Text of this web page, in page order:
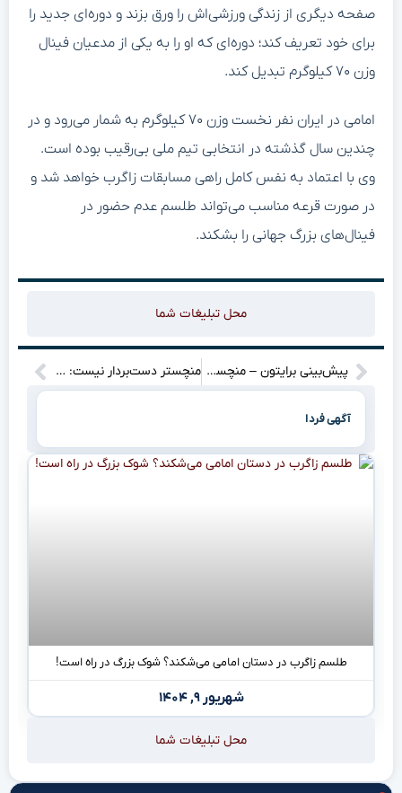
صفحه دیگری از زندگی ورزشی‌اش را ورق بزند و دوره‌ای جدید را
برای خود تعریف کند؛ دوره‌ای که او را به یکی از مدعیان فینال
وزن ۷۰ کیلوگرم تبدیل کند.
امامی در ایران نفر نخست وزن ۷۰ کیلوگرم به شمار می‌رود و در
چندین سال گذشته در انتخابی تیم ملی بی‌رقیب بوده است.
وی با اعتماد به نفس کامل راهی مسابقات زاگرب خواهد شد و
در صورت قرعه مناسب می‌تواند طلسم عدم حضور در
فینال‌های بزرگ جهانی را بشکند.
محل تبلیغات شما
پیش‌بینی برایتون – منچسترسیتی: ترکیب احتمالی، آمار و راهنمای تماشا منچستر دست‌بردار نیست: تلاش دوباره برای ستاره لیگ برتری، ترس از شکست!
آگهی فردا
طلسم زاگرب در دستان امامی می‌شکند؟ شوک بزرگ در راه است!
شهریور ۹, ۱۴۰۴
محل تبلیغات شما